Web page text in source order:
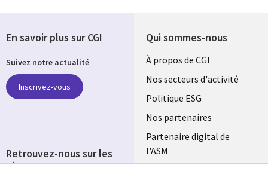
Qui sommes-nous
Useful
links
FRANCE
À propos de CGI
Nos secteurs d'activité
Politique ESG
Nos partenaires
Partenaire digital de
l'ASM
En savoir plus sur CGI
Suivez notre actualité
Inscrivez-vous
Retrouvez-nous sur les
réseaux